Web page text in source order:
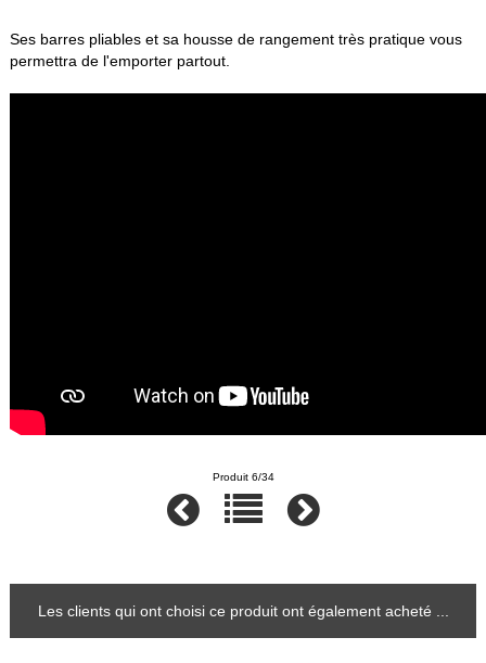
Ses barres pliables et sa housse de rangement très pratique vous
permettra de l'emporter partout.
Produit 6/34
Les clients qui ont choisi ce produit ont également acheté ...